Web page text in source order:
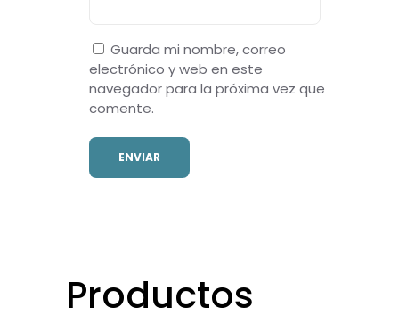
Guarda mi nombre, correo
electrónico y web en este
navegador para la próxima vez que
comente.
Productos